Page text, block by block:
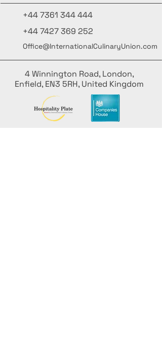
+44 7361 344 444
+44 7427 369 252
Office@InternationalCulinaryUnion.com
4 Winnington Road, London,
Enfield, EN3 5RH, United Kingdom